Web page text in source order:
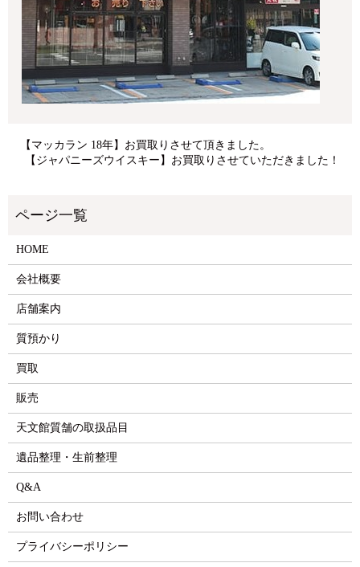
【マッカラン 18年】お買取りさせて頂きました。
【ジャパニーズウイスキー】お買取りさせていただきました！
HOME
会社概要
店舗案内
質預かり
買取
販売
天文館質舗の取扱品目
遺品整理・生前整理
Q&A
お問い合わせ
プライバシーポリシー